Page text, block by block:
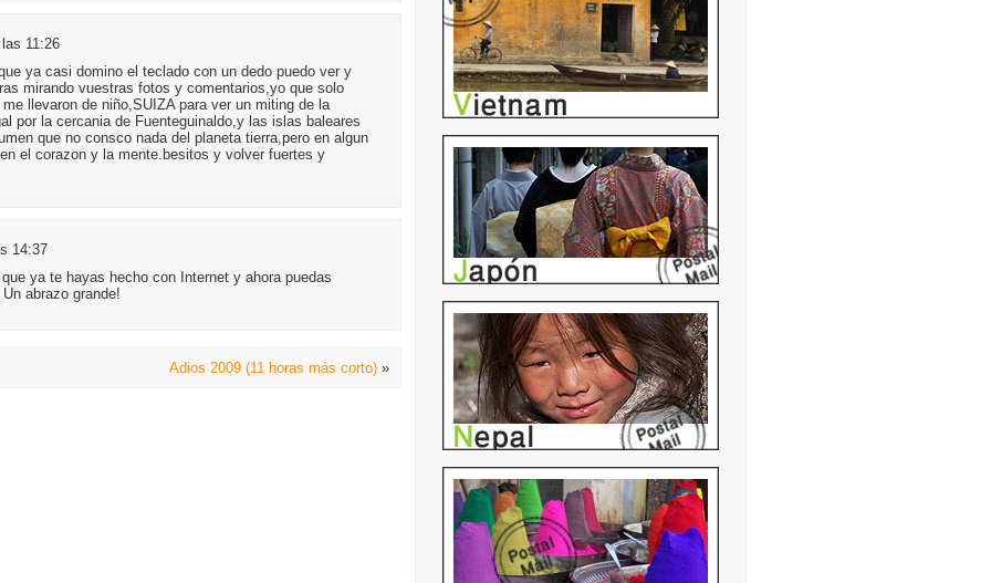
11:26
ya casi domino el teclado con un dedo puedo ver y
mirando vuestras fotos y comentarios,yo que solo
llevaron de niño,SUIZA para ver un miting de la
por la cercania de Fuenteguinaldo,y las islas baleares
que no consco nada del planeta tierra,pero en algun
el corazon y la mente.besitos y volver fuertes y
14:37
ya te hayas hecho con Internet y ahora puedas
abrazo grande!
Adios 2009 (11 horas más corto) »